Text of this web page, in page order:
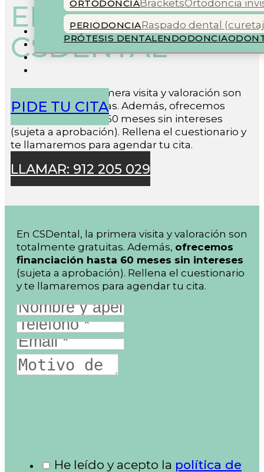
ORTODONCIABracketsOrtodoncia
PERIODONCIARaspado dental
PRÓTESIS DENTALENDODONCIA
COLABORADORES
BLOG
PIDE TU CITA
EN CLÍNICA
CSDENTAL
En CSDental, la primera visita y valoración son
totalmente gratuitas. Además, ofrecemos
financiación hasta 60 meses sin intereses
(sujeta a aprobación). Rellena el cuestionario y
te llamaremos para agendar tu cita.
LLAMAR: 912 205 029
En CSDental, la primera visita y valoración son
totalmente gratuitas. Además, ofrecemos
financiación hasta 60 meses sin intereses
(sujeta a aprobación). Rellena el cuestionario
y te llamaremos para agendar tu cita.
He leído y acepto la política de